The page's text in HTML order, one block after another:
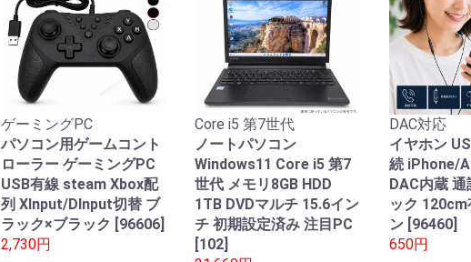
ゲーミングPC
パソコン用ゲームコント
ローラー ゲーミングPC
USB有線 steam Xbox配
列 XInput/DInput切替 ブ
ラック×ブラック [96606]
2,730円
Core i5 第7世代
ノートパソコン
Windows11 Core i5 第7
世代 メモリ8GB HDD
1TB DVDマルチ 15.6イン
チ 初期設定済み 注目PC
[102]
DAC対応
イヤホン
続 iPhone/
DAC内蔵
ック
ン [96460]
650円